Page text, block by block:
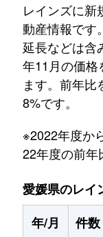
レインズに新
動産情報です
延長などは含
年11月の価格
ます。前年
8%です。
※2022年度か
22年度の前年
愛媛県のレイ
年/月
件数